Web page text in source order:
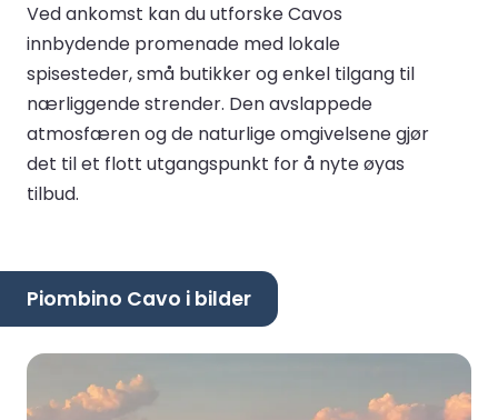
Ved ankomst kan du utforske Cavos
innbydende promenade med lokale
spisesteder, små butikker og enkel tilgang til
nærliggende strender. Den avslappede
atmosfæren og de naturlige omgivelsene gjør
det til et flott utgangspunkt for å nyte øyas
tilbud.
Piombino Cavo i bilder